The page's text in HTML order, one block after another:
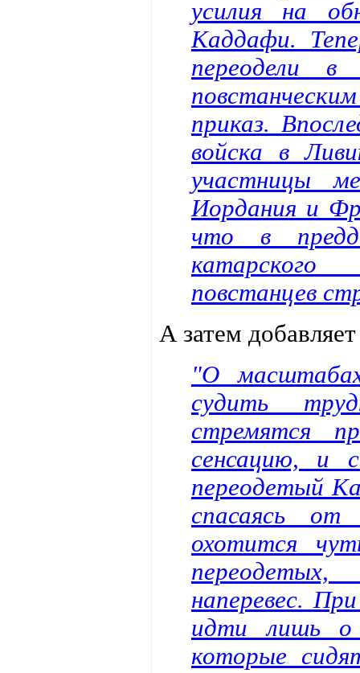
усилия на
Каддафи.
переодели
приказ.
войска в
участницы
Иордания и
что в
катарского
повстанцев
А затем
"О
судить
стремятся
сенсацию, и
переодетый
спасаясь
охотится
наперевес.
идти лишь о
которые